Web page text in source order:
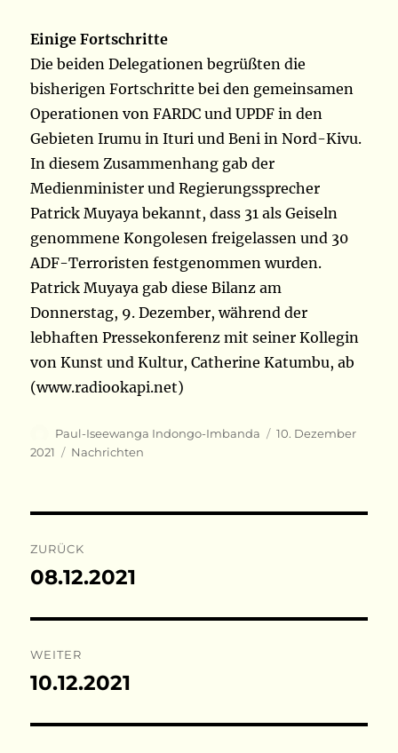
Einige Fortschritte
Die beiden Delegationen begrüßten die
bisherigen Fortschritte bei den gemeinsamen
Operationen von FARDC und UPDF in den
Gebieten Irumu in Ituri und Beni in Nord-Kivu.
In diesem Zusammenhang gab der
Medienminister und Regierungssprecher
Patrick Muyaya bekannt, dass 31 als Geiseln
genommene Kongolesen freigelassen und 30
ADF-Terroristen festgenommen wurden.
Patrick Muyaya gab diese Bilanz am
Donnerstag, 9. Dezember, während der
lebhaften Pressekonferenz mit seiner Kollegin
von Kunst und Kultur, Catherine Katumbu, ab
(www.radiookapi.net)
Autor
Paul-Iseewanga Indongo-Imbanda
Veröffentlicht
10. Dezember
2021
Kategorien
Nachrichten
ZURÜCK
Vorheriger
08.12.2021
WEITER
Nächster
10.12.2021